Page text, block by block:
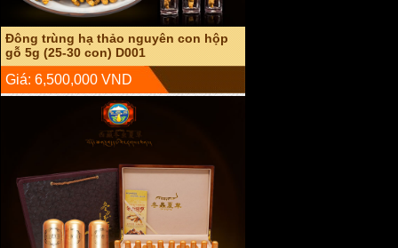
Đông trùng hạ thảo nguyên con sấy
khô hộp gỗ 20g D003
Giá: 22,000,000 VND